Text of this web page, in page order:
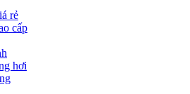
rẻ
cấp
hơi